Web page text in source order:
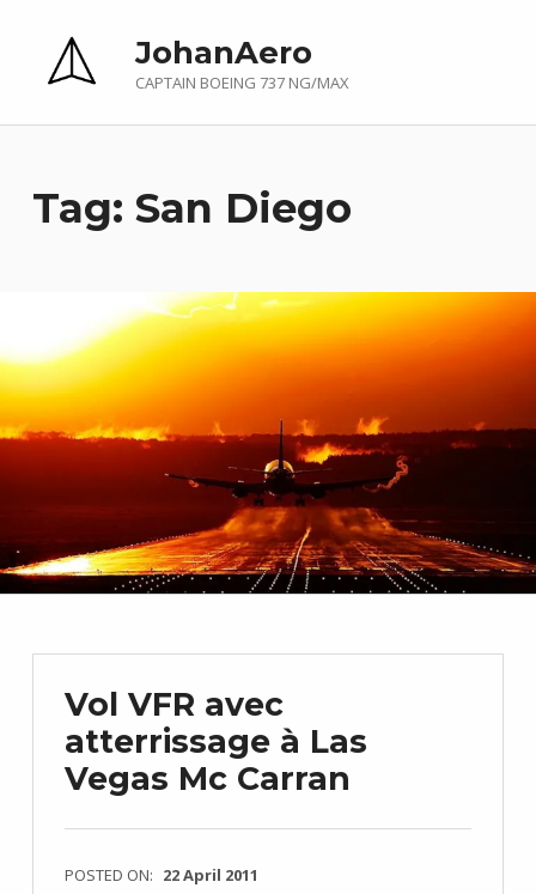
JohanAero
CAPTAIN BOEING 737 NG/MAX
Tag: San Diego
Vol VFR avec
atterrissage à Las
Vegas Mc Carran
POSTED ON: 22 April 2011